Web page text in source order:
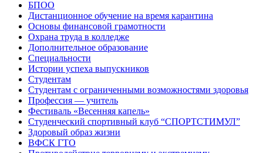
БПОО
Дистанционное обучение на время карантина
Основы финансовой грамотности
Охрана труда в колледже
Дополнительное образование
Специальности
Истории успеха выпускников
Студентам
Студентам с ограниченными возможностями здоровья
Профессия — учитель
Фестиваль «Весенняя капель»
Студенческий спортивный клуб “СПОРТСТИМУЛ”
Здоровый образ жизни
ВФСК ГТО